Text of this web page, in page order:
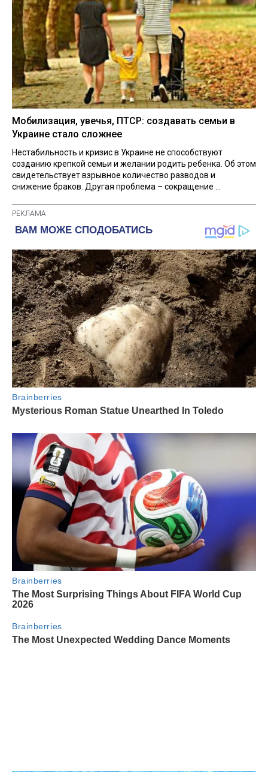
Мобилизация, увечья, ПТСР: создавать семьи в
Украине стало сложнее
Нестабильность и кризис в Украине не способствуют
созданию крепкой семьи и желании родить ребенка. Об этом
свидетельствует взрывное количество разводов и
снижение браков. Другая проблема – сокращение ...